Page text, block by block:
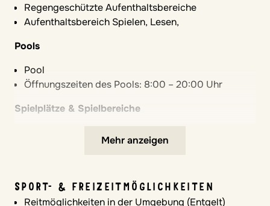
Regengeschützte Aufenthaltsbereiche
Aufenthaltsbereich Spielen, Lesen,
Pools
Pool
Öffnungszeiten des Pools: 8:00 – 20:00 Uhr
Spielplätze & Spielbereiche
Kühlschrank im Zimmer
Nur Heizung
Mehr anzeigen
SPORT- & FREIZEITMÖGLICHKEITEN
Reitmöglichkeiten in der Umgebung (Entgelt)